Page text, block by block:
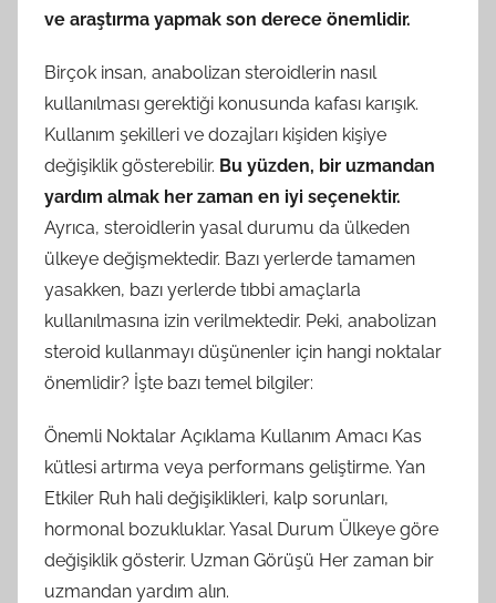
ve araştırma yapmak son derece önemlidir.
Birçok insan, anabolizan steroidlerin nasıl
kullanılması gerektiği konusunda kafası karışık.
Kullanım şekilleri ve dozajları kişiden kişiye
değişiklik gösterebilir. Bu yüzden, bir uzmandan
yardım almak her zaman en iyi seçenektir.
Ayrıca, steroidlerin yasal durumu da ülkeden
ülkeye değişmektedir. Bazı yerlerde tamamen
yasakken, bazı yerlerde tıbbi amaçlarla
kullanılmasına izin verilmektedir. Peki, anabolizan
steroid kullanmayı düşünenler için hangi noktalar
önemlidir? İşte bazı temel bilgiler:
Önemli Noktalar Açıklama Kullanım Amacı Kas
kütlesi artırma veya performans geliştirme. Yan
Etkiler Ruh hali değişiklikleri, kalp sorunları,
hormonal bozukluklar. Yasal Durum Ülkeye göre
değişiklik gösterir. Uzman Görüşü Her zaman bir
uzmandan yardım alın.